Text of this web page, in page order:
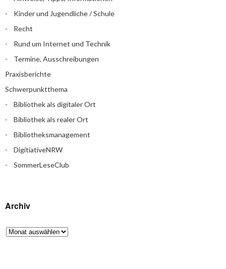
Kinder und Jugendliche / Schule
Recht
Rund um Internet und Technik
Termine, Ausschreibungen
Praxisberichte
Schwerpunktthema
Bibliothek als digitaler Ort
Bibliothek als realer Ort
Bibliotheksmanagement
DigitiativeNRW
SommerLeseClub
Archiv